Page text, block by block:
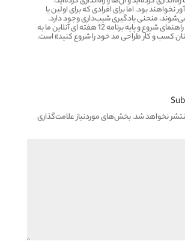
نخواهند بود. اما برای افرادی که برای اولین یا
می‌شوند، منحنی یادگیری شیب‌داری وجود دارد.
فهرست 12 حوزه بالا راهنمای شروع و پایه برنامه 12 هفته ای آنلاین ما به
کسب و کار طراحی مد خود را شروع کنید» است.
نخواهد شد.بخش‌های موردنیاز علامت‌گذاری